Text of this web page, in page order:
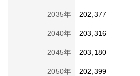
2035年 202,377
2040年 203,316
2045年 203,180
2050年 202,399